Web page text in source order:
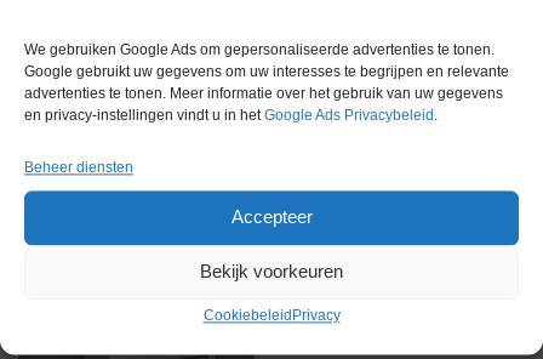
We gebruiken Google Ads om gepersonaliseerde advertenties te tonen.
Google gebruikt uw gegevens om uw interesses te begrijpen en relevante
advertenties te tonen. Meer informatie over het gebruik van uw gegevens
en privacy-instellingen vindt u in hetGoogle Ads Privacybeleid .
Beheer diensten
Accepteer
Bekijk voorkeuren
Cookiebeleid Privacy
Gerelateerde producten
Gereserveerd